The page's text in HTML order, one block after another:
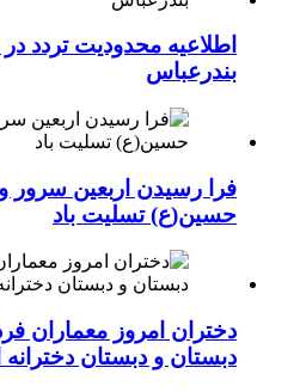
اطلاعیه محدودیت تردد
بندرعباس
فرا رسیدن اربعین سرور
حسین(ع) تسلیت باد
دختران امروز معماران
دبستان و دبستان دخترانه